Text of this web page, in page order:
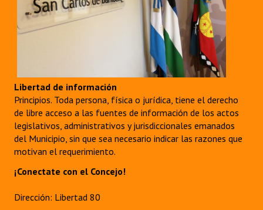
Libertad de información
Principios. Toda persona, física o jurídica, tiene el derecho
de libre acceso a las fuentes de información de los actos
legislativos, administrativos y jurisdiccionales emanados
del Municipio, sin que sea necesario indicar las razones que
motivan el requerimiento.
¡Conectate con el Concejo!
Dirección: Libertad 80